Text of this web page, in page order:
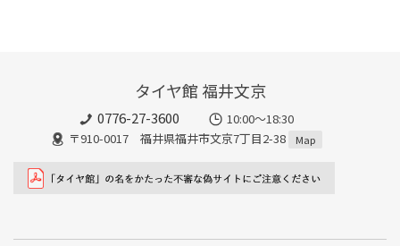
タイヤ館 福井文京
0776-27-3600
10:00～18:30
〒910-0017 福井県福井市文京7丁目2-38
Map